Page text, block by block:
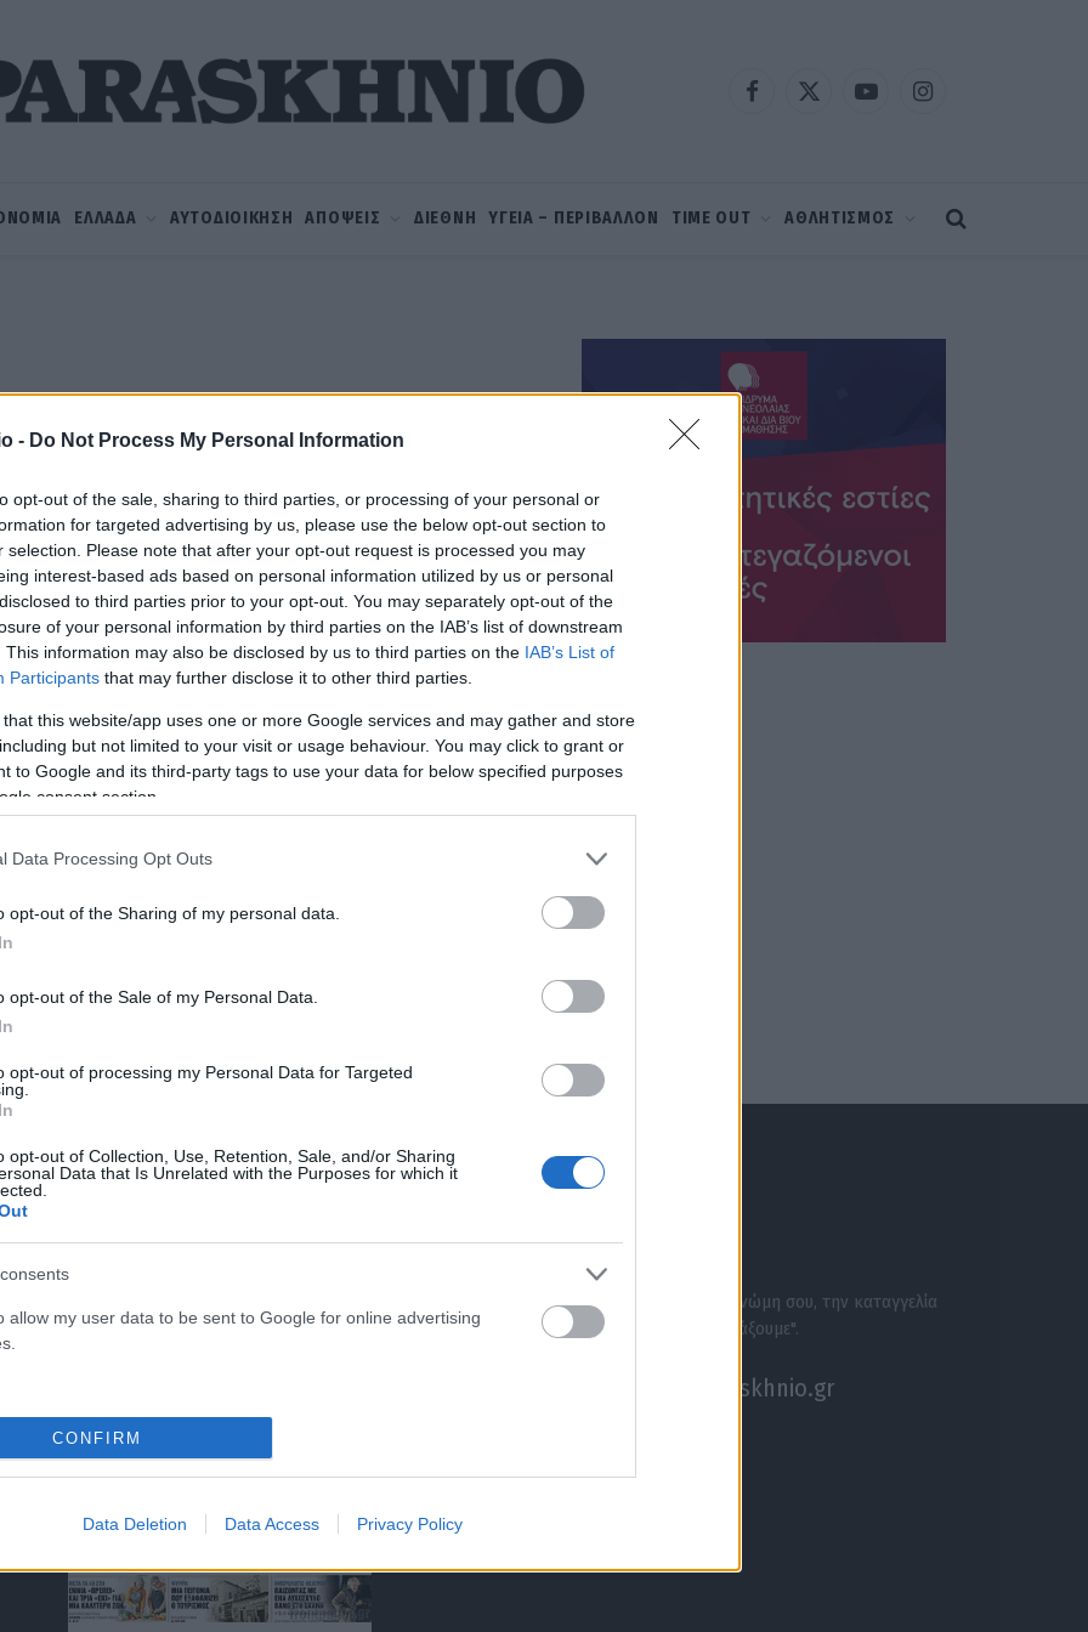
- Do Not Process My Personal Information
opt-out of the sale, sharing to third parties, or processing of your personal or
for targeted advertising by us, please use the below opt-out section to
selection. Please note that after your opt-out request is processed you may
interest-based ads based on personal information utilized by us or personal
to third parties prior to your opt-out. You may separately opt-out of the
of your personal information by third parties on the IAB’s list of downstream
This information may also be disclosed by us to third parties on the IAB’s List of
Participants that may further disclose it to other third parties.
that this website/app uses one or more Google services and may gather and store
but not limited to your visit or usage behaviour. You may click to grant or
to Google and its third-party tags to use your data for below specified purposes
consent section.
Data Processing Opt Outs
opt-out of the Sharing of my personal data.
opt-out of the Sale of my Personal Data.
opt-out of processing my Personal Data for Targeted
opt-out of Collection, Use, Retention, Sale, and/or Sharing
Data that Is Unrelated with the Purposes for which it
allow my user data to be sent to Google for online advertising
CONFIRM
Data Deletion Data Access Privacy Policy
Facebook
X
YouTubeInstagram
ΕΛΛΑΔΑ ΑΥΤΟΔΙΟΙΚΗΣΗ ΑΠΟΨΕΙΣ ΔΙΕΘΝΗ ΥΓΕΙΑ – ΠΕΡΙΒΑΛΛΟΝ TIME OUT ΑΘΛΗΤΙΣΜΟΣ
Σοβαρό ατύχημα για 4χρονο στη Χαλκίδα –
Έλυσε το χειρόφρενο στο ΙΧ του πατέρα του
και πέρασε πάνω από το πόδι του
ΑΝΑΡΤΗΘΗΚΕ ΑΠΟ GEORGIOSXT@GMAIL.COM
παιδί, το πόδι του οποίου συνεθλίβη από τις ρόδες του
Στείλε την άποψή σου, τη γνώμη σου, την καταγγελία
σου, ή αν θέλεις κάτι να "ψάξουμε".
akouseme@paraskhnio.gr